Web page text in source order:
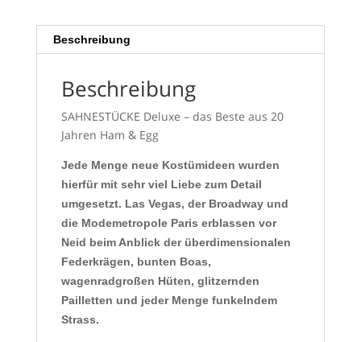
Beschreibung
Beschreibung
SAHNESTÜCKE Deluxe – das Beste aus 20
Jahren Ham & Egg
Jede Menge neue Kostümideen wurden
hierfür mit sehr viel Liebe zum Detail
umgesetzt. Las Vegas, der Broadway und
die Modemetropole Paris erblassen vor
Neid beim Anblick der überdimensionalen
Federkrägen, bunten Boas,
wagenradgroßen Hüten, glitzernden
Pailletten und jeder Menge funkelndem
Strass.